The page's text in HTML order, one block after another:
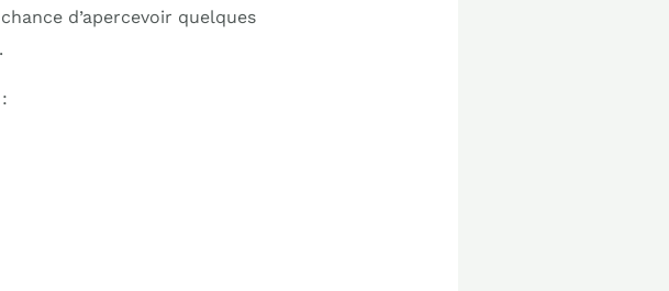
d’apercevoir quelques